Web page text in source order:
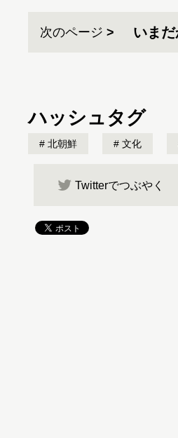
次のページ いま
ハッシュタグ
北朝鮮 文化
Twitterでつぶやく